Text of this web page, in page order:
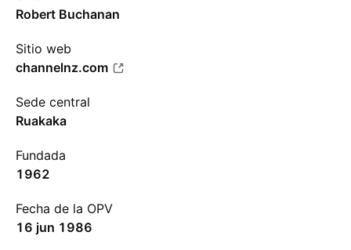
Robert Buchanan
Sitio web
channelnz.com
Sede central
Ruakaka
Fundada
1962
Fecha de la OPV
16 jun 1986